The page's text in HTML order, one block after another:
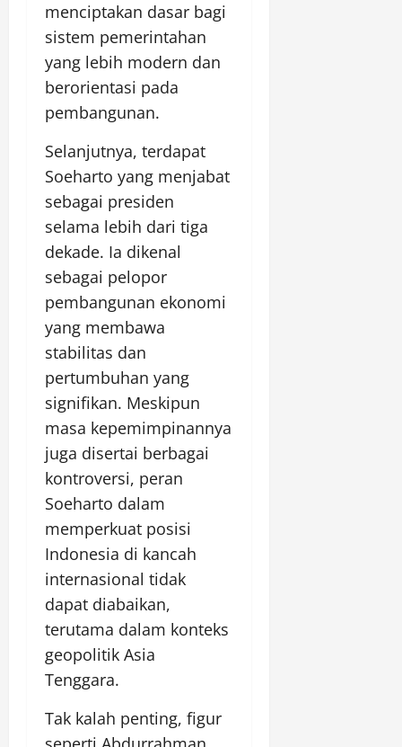
menciptakan dasar bagi
sistem pemerintahan
yang lebih modern dan
berorientasi pada
pembangunan.
Selanjutnya, terdapat
Soeharto yang menjabat
sebagai presiden
selama lebih dari tiga
dekade. Ia dikenal
sebagai pelopor
pembangunan ekonomi
yang membawa
stabilitas dan
pertumbuhan yang
signifikan. Meskipun
masa kepemimpinannya
juga disertai berbagai
kontroversi, peran
Soeharto dalam
memperkuat posisi
Indonesia di kancah
internasional tidak
dapat diabaikan,
terutama dalam konteks
geopolitik Asia
Tenggara.
Tak kalah penting, figur